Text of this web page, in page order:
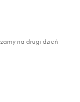
na drugi dzień